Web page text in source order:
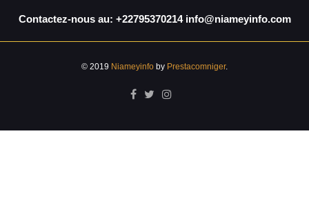
Contactez-nous au: +22795370214 info@niameyinfo.com
© 2019 Niameyinfo by Prestacomniger.